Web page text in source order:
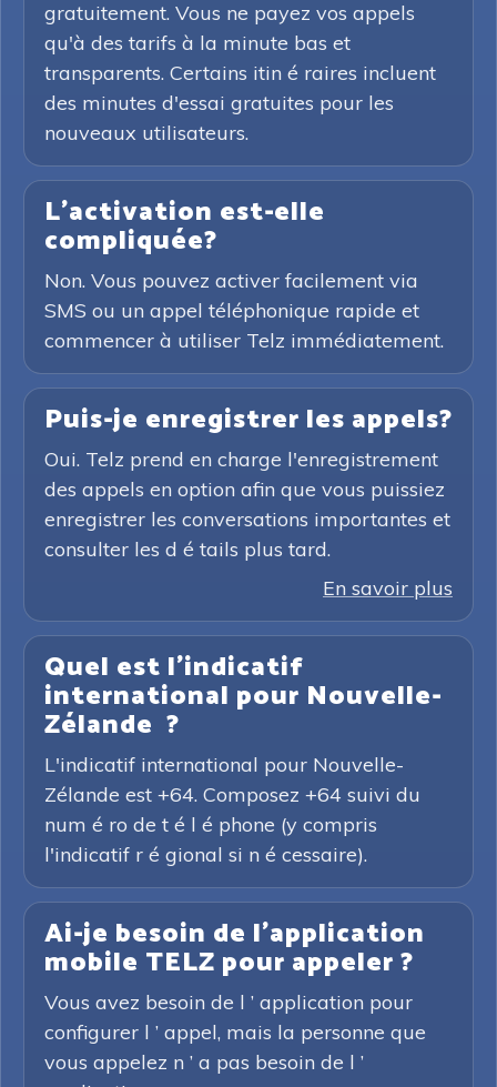
gratuitement. Vous ne payez vos appels
qu'à des tarifs à la minute bas et
transparents. Certains itin é raires incluent
des minutes d'essai gratuites pour les
nouveaux utilisateurs.
L'activation est-elle
compliquée?
Non. Vous pouvez activer facilement via
SMS ou un appel téléphonique rapide et
commencer à utiliser Telz immédiatement.
Puis-je enregistrer les appels?
Oui. Telz prend en charge l'enregistrement
des appels en option afin que vous puissiez
enregistrer les conversations importantes et
consulter les d é tails plus tard.
En savoir plus
Quel est l'indicatif
international pour Nouvelle-
Zélande ?
L'indicatif international pour Nouvelle-
Zélande est +64. Composez +64 suivi du
num é ro de t é l é phone (y compris
l'indicatif r é gional si n é cessaire).
Ai-je besoin de l'application
mobile TELZ pour appeler ?
Vous avez besoin de l ’ application pour
configurer l ’ appel, mais la personne que
vous appelez n ’ a pas besoin de l ’